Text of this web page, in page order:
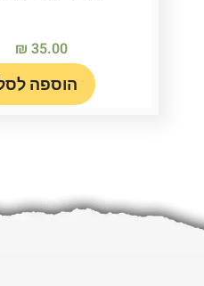
₪ 35.00
הוספה